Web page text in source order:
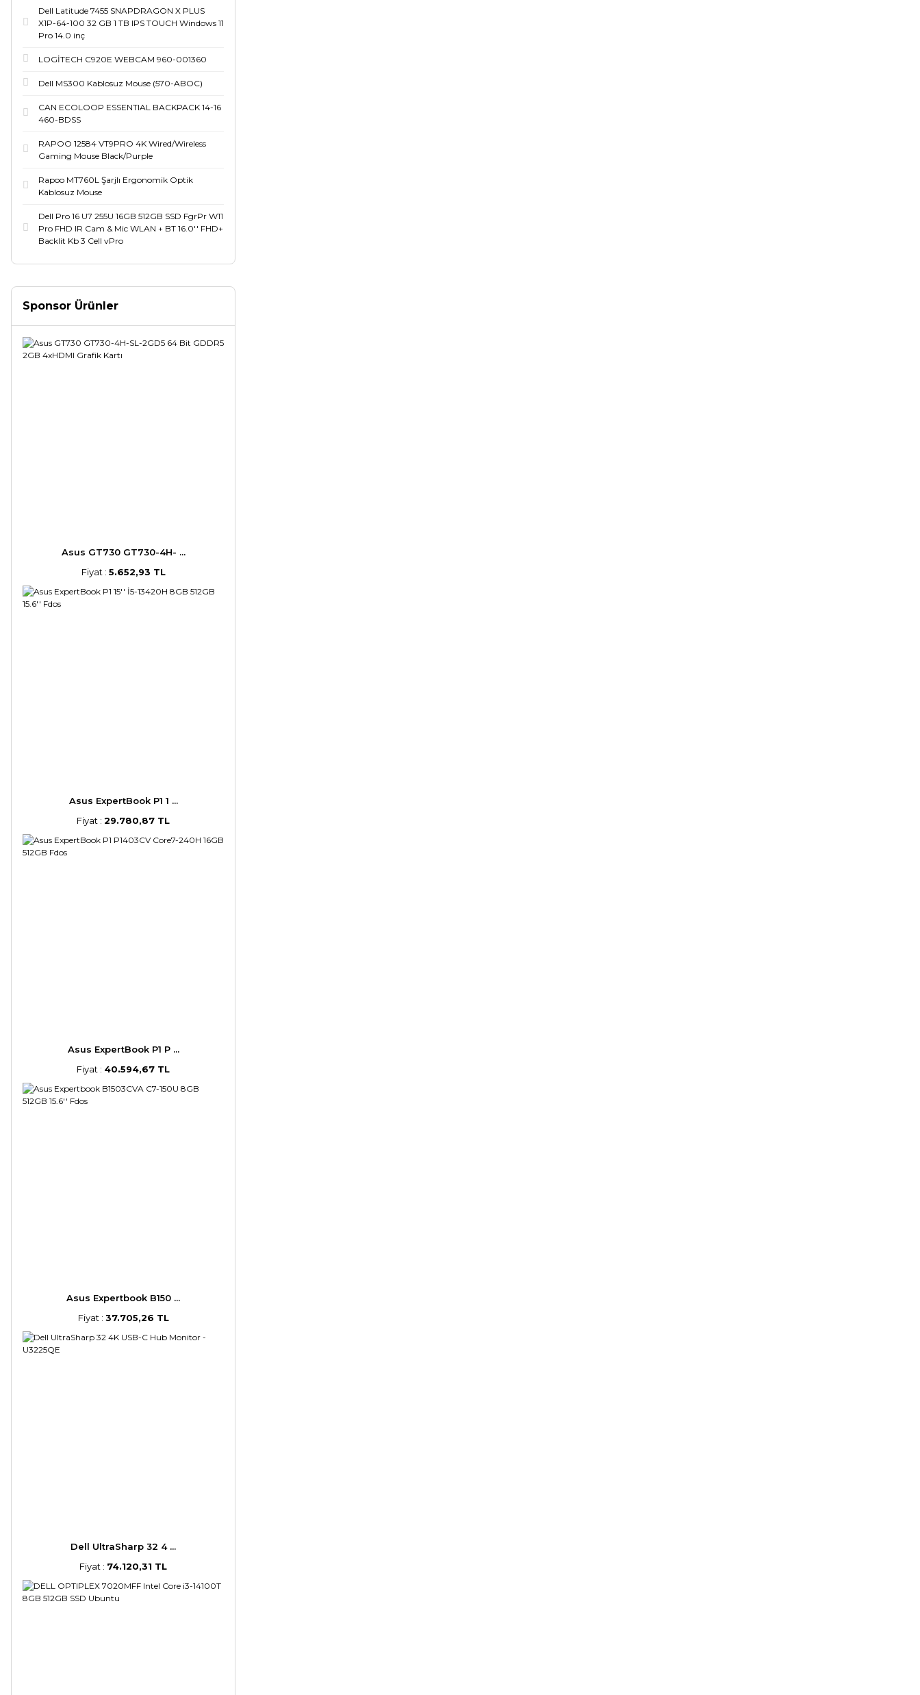
Dell Latitude 7455 SNAPDRAGON X PLUS
X1P-64-100 32 GB 1 TB IPS TOUCH Windows 11
Pro 14.0 inç
LOGİTECH C920E WEBCAM 960-001360
Dell MS300 Kablosuz Mouse (570-ABOC)
CAN ECOLOOP ESSENTIAL BACKPACK 14-16
460-BDSS
RAPOO 12584 VT9PRO 4K Wired/Wireless
Gaming Mouse Black/Purple
Rapoo MT760L Şarjlı Ergonomik Optik
Kablosuz Mouse
Dell Pro 16 U7 255U 16GB 512GB SSD FgrPr W11
Pro FHD IR Cam & Mic WLAN + BT 16.0'' FHD+
Backlit Kb 3 Cell vPro
Sponsor Ürünler
Asus GT730 GT730-4H- ...
Fiyat : 5.652,93 TL
Asus ExpertBook P1 1 ...
Fiyat : 29.780,87 TL
Asus ExpertBook P1 P ...
Fiyat : 40.594,67 TL
Asus Expertbook B150 ...
Fiyat : 37.705,26 TL
Dell UltraSharp 32 4 ...
Fiyat : 74.120,31 TL